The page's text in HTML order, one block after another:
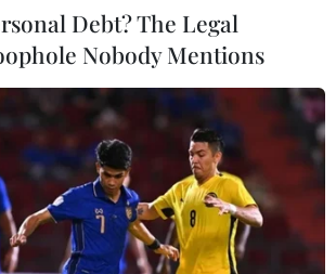
Bộ phận Một cửa nâng
của người dân, doanh
Debt? The Legal
Nobody Mentions